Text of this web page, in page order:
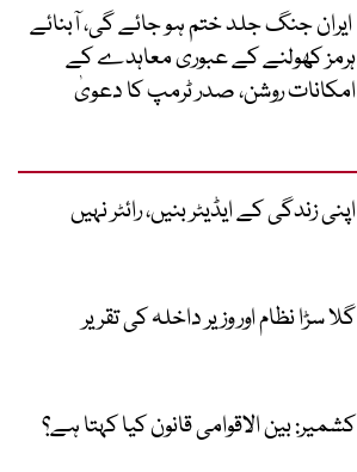
ایران جنگ جلد ختم ہو جائے گی، آبنائے
ہرمز کھولنے کے عبوری معاہدے کے
امکانات روشن، صدر ٹرمپ کا دعویٰ
اپنی زندگی کے ایڈیٹر بنیں، رائٹر نہیں
گلا سڑا نظام اور وزیر داخلہ کی تقریر
کشمیر: بین الاقوامی قانون کیا کہتا ہے؟